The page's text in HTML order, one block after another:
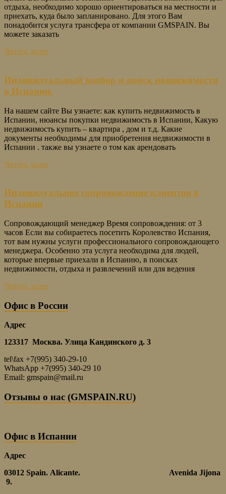
отдыха, необходимо хорошо ориентироваться на местности и
приехать, куда было запланировано. Для этого Вам
понадобится услуга трансфера от компании GMSPAIN. Вы
можете заказать
Читать далее
Индивидуальный подбор и поиск недвижимости
в Испании.
На нашем сайте Вы узнаете: как купить недвижимость в
Испании, нюансы покупки недвижимость в Испании, Какую
недвижимость купить – квартира , дом и т.д. Какие
документы необходимы для приобретения недвижимости в
Испании . также вы узнаете о том как арендовать
Читать далее
Индивидуальное сопровождение клиентов в
Испании
Сопровождающий менеджер Время сопровождения: от 3
часов Если вы собираетесь посетить Королевство Испания,
тот вам нужны услуги профессионального сопровождающего
менеджера. Особенно эта услуга необходима для людей,
которые впервые приехали в Испанию, в поисках
недвижимости, отдыха и развлечений или для ведения
Читать далее
Офис в России
Адрес
123317 Москва. Улица Кандинского д. 3
tel\fax +7(995) 340-29-10
WhatsApp +7(995) 340-29 10
Email: gmspain@mail.ru
Отзывы о нас (GMSPAIN.RU)
Офис в Испании
Адрес
03012 Spain. Alicante. Avenida Jijona
9.